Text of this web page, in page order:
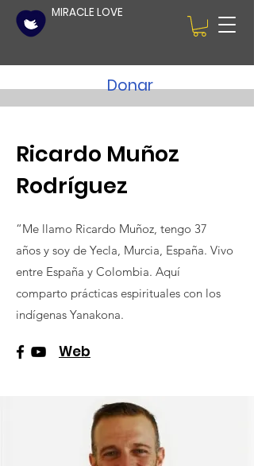
MIRACLE LOVE
Donar
Ricardo Muñoz
Rodríguez
“Me llamo Ricardo Muñoz, tengo 37
años y soy de Yecla, Murcia, España. Vivo
entre España y Colombia. Aquí
comparto prácticas espirituales con los
indígenas Yanakona.
Web